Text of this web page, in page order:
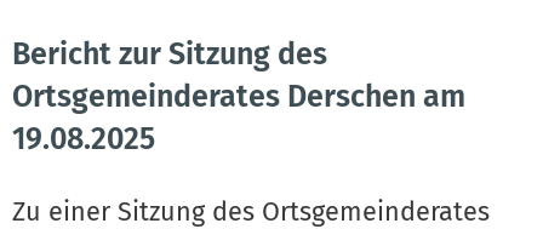
Bericht zur Sitzung des
Ortsgemeinderates Derschen am
19.08.2025
Zu einer Sitzung des Ortsgemeinderates